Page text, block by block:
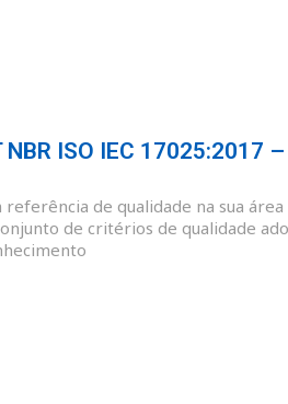
ISO IEC
de qualidade na sua
de critérios de qualidade